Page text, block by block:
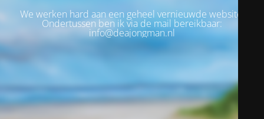
We werken hard aan een geheel vernieuwde website.
Ondertussen ben ik via de mail bereikbaar:
info@deajongman.nl